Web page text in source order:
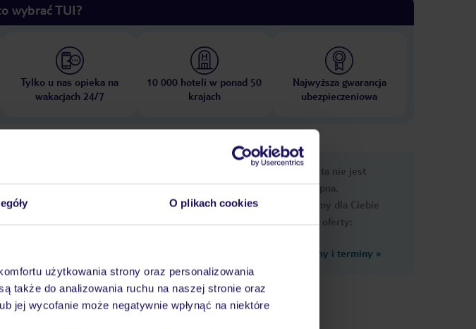
O plikach cookies
użytkowania strony oraz personalizowania
także do analizowania ruchu na naszej stronie oraz
jej wycofanie może negatywnie wpłynąć na niektóre
wybrać TUI?
Tylko u nas opieka na
wakacjach 24/7
10 000 hoteli w ponad 50
krajach
Najwyższa gwarancja
ubezpieczeniowa
basen „Lap Pool“: w cenie,
Ups, ta oferta nie jest
dostępna.
Przygotowaliśmy dla Ciebie
podobne oferty:
Zobacz inne ceny i terminy »